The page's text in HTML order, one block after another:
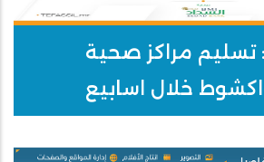
تسليم مراكز صحية
خلال اسابيع